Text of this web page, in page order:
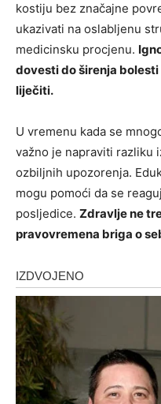
kostiju bez značajne
ukazivati na oslabljenu
medicinsku procjenu.
dovesti do širenja
liječiti.
U vremenu kada se
važno je napraviti razliku
ozbiljnih upozorenja.
mogu pomoći da se
posljedice. Zdravlje ne
pravovremena briga o